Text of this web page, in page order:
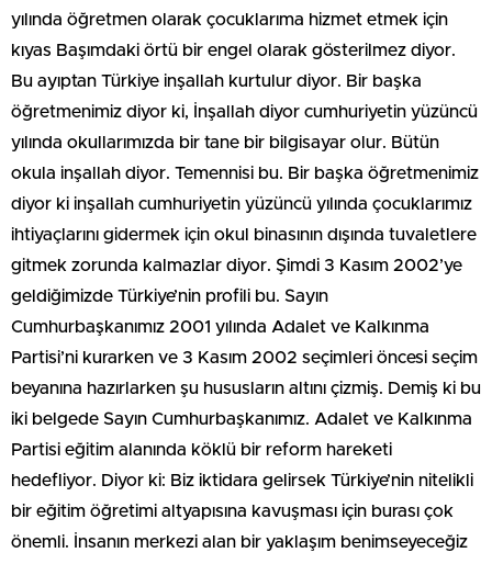
yılında öğretmen olarak çocuklarıma hizmet etmek için
kıyas Başımdaki örtü bir engel olarak gösterilmez diyor.
Bu ayıptan Türkiye inşallah kurtulur diyor. Bir başka
öğretmenimiz diyor ki, İnşallah diyor cumhuriyetin yüzüncü
yılında okullarımızda bir tane bir bilgisayar olur. Bütün
okula inşallah diyor. Temennisi bu. Bir başka öğretmenimiz
diyor ki inşallah cumhuriyetin yüzüncü yılında çocuklarımız
ihtiyaçlarını gidermek için okul binasının dışında tuvaletlere
gitmek zorunda kalmazlar diyor. Şimdi 3 Kasım 2002’ye
geldiğimizde Türkiye’nin profili bu. Sayın
Cumhurbaşkanımız 2001 yılında Adalet ve Kalkınma
Partisi’ni kurarken ve 3 Kasım 2002 seçimleri öncesi seçim
beyanına hazırlarken şu hususların altını çizmiş. Demiş ki bu
iki belgede Sayın Cumhurbaşkanımız. Adalet ve Kalkınma
Partisi eğitim alanında köklü bir reform hareketi
hedefliyor. Diyor ki: Biz iktidara gelirsek Türkiye’nin nitelikli
bir eğitim öğretimi altyapısına kavuşması için burası çok
önemli. İnsanın merkezi alan bir yaklaşım benimseyeceğiz